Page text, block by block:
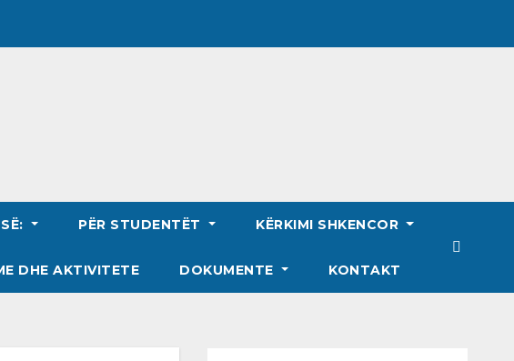
PËR STUDENTËT KËRKIMI SHKENCOR
DHE AKTIVITETE DOKUMENTE KONTAKT